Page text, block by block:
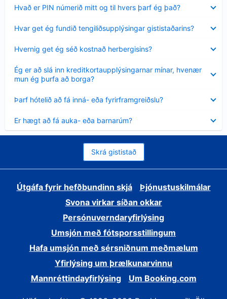
Hvað er PIN númerið mitt og til hvers þarf ég það?
sýnt
Hvar get ég fundið tengiliðsupplýsingar gististaðarins?
sýnt
Hvernig get ég séð kostnað herbergisins?
sýnt
Ég er að slá inn kreditkortaupplýsingarnar mínar, hvenær
mun ég þurfa að borga?
Minna
sýnt
Þarf hótelið að fá inná- eða fyrirframgreiðslu?
sýnt
Er hægt að fá auka- eða barnarúm?
sýnt
Skrá gististað
Útgáfa fyrir hefðbundinn skjá
Þjónustuskilmálar
Svona virkar síðan okkar
Persónuverndaryfirlýsing
Umsjón með fótsporsstillingum
Hafa umsjón með sérsniðnum meðmælum
Yfirlýsing um þrælkunarvinnu
Mannréttindayfirlýsing
Um Booking.com